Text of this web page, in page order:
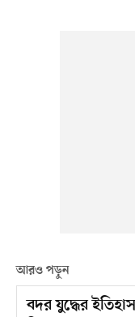
আরও পড়ুন
বদর যুদ্ধের